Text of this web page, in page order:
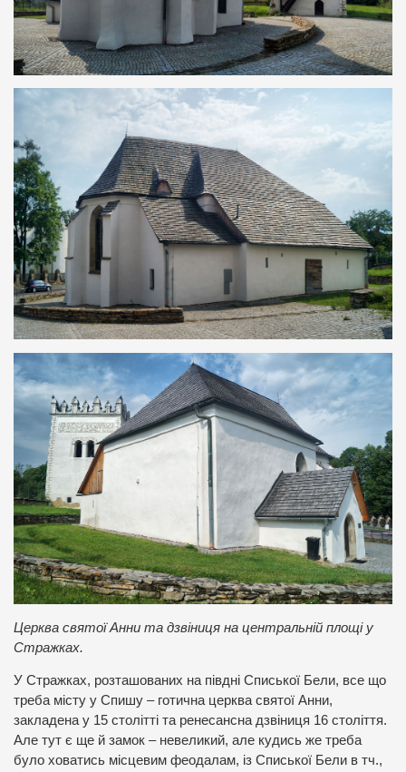
Церква святої Анни та дзвіниця на центральній площі у
Стражках.
У Стражках, розташованих на півдні Списької Бели, все що
треба місту у Спишу – готична церква святої Анни,
закладена у 15 столітті та ренесансна дзвіниця 16 століття.
Але тут є ще й замок – невеликий, але кудись же треба
було ховатись місцевим феодалам, із Списької Бели в тч.,